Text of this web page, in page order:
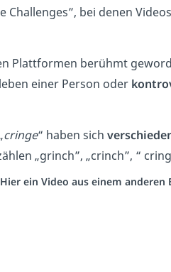
Challenges”, bei denen
Plattformen berühmt
einer Person oder
cringe“ haben sich
„grinch”, „crinch”, “
ein Video aus einem anderen